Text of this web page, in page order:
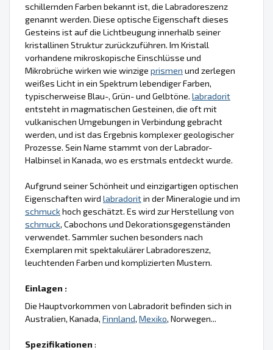
schillernden Farben bekannt ist, die Labradoreszenz
genannt werden. Diese optische Eigenschaft dieses
Gesteins ist auf die Lichtbeugung innerhalb seiner
kristallinen Struktur zurückzuführen. Im Kristall
vorhandene mikroskopische Einschlüsse und
Mikrobrüche wirken wie winzige prismen und zerlegen
weißes Licht in ein Spektrum lebendiger Farben,
typischerweise Blau-, Grün- und Gelbtöne. labradorit
entsteht in magmatischen Gesteinen, die oft mit
vulkanischen Umgebungen in Verbindung gebracht
werden, und ist das Ergebnis komplexer geologischer
Prozesse. Sein Name stammt von der Labrador-
Halbinsel in Kanada, wo es erstmals entdeckt wurde.
Aufgrund seiner Schönheit und einzigartigen optischen
Eigenschaften wird labradoritin der Mineralogie und im
schmuckhoch geschätzt. Es wird zur Herstellung von
schmuck, Cabochons und Dekorationsgegenständen
verwendet. Sammler suchen besonders nach
Exemplaren mit spektakulärer Labradoreszenz,
leuchtenden Farben und komplizierten Mustern.
Einlagen :
Die Hauptvorkommen von Labradorit befinden sich in
Australien, Kanada, Finnland, Mexiko, Norwegen...
Spezifikationen :